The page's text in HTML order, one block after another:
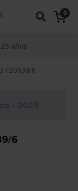
0
años
F20639/6
6